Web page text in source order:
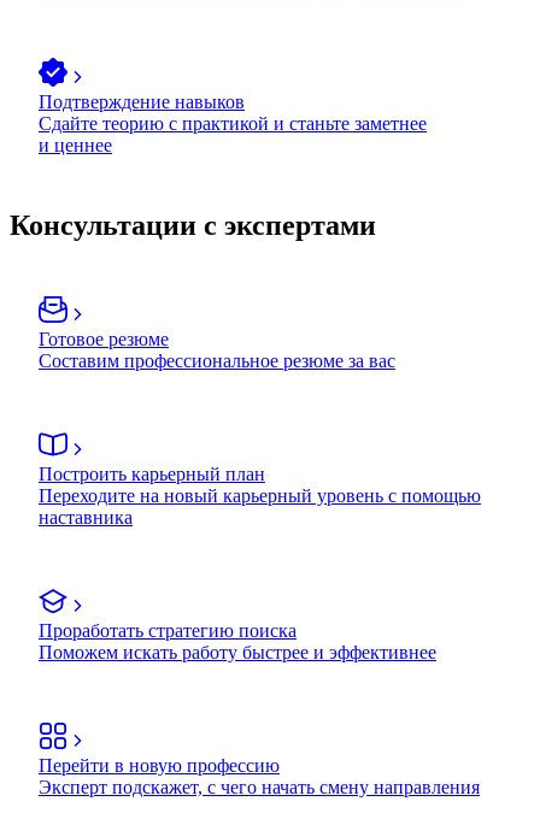
Подтверждение навыков
Сдайте теорию с практикой и станьте заметнее
и ценнее
Консультации с экспертами
Готовое резюме
Составим профессиональное резюме за вас
Построить карьерный план
Переходите на новый карьерный уровень с помощью
наставника
Проработать стратегию поиска
Поможем искать работу быстрее и эффективнее
Перейти в новую профессию
Эксперт подскажет, с чего начать смену направления